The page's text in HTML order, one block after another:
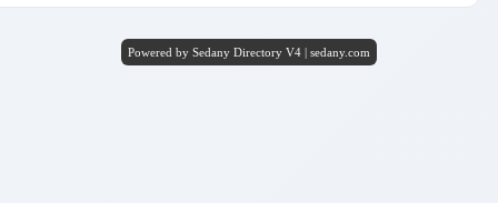
Powered by Sedany Directory V4 | sedany.com